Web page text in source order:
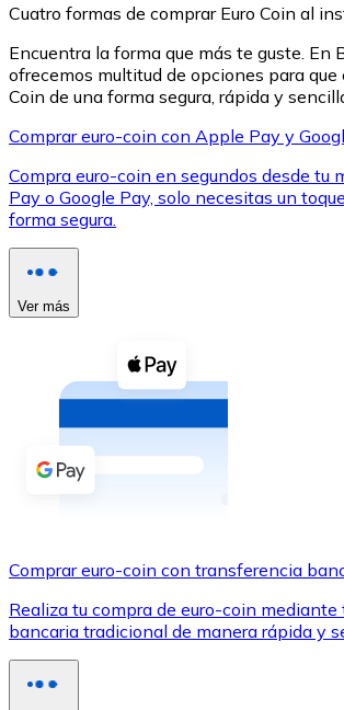
XRP
XRP
Ver todo
Compra criptomonedas con
Comprar con efectivo
Transferencia SEPA
Utiliza tarjetas Visa y Mastercard
Comprar con tarjeta
Cuatro formas de comprar Euro Coin al
Encuentra la forma que más te guste. En
ofrecemos multitud de opciones para que
Coin de una forma segura, rápida y
Comprar euro-coin con Apple Pay y
Compra euro-coin en segundos desde tu
Pay o Google Pay, solo necesitas un
forma segura.
Ver más
Comprar euro-coin con transferencia
Realiza tu compra de euro-coin
bancaria tradicional de manera rápida y